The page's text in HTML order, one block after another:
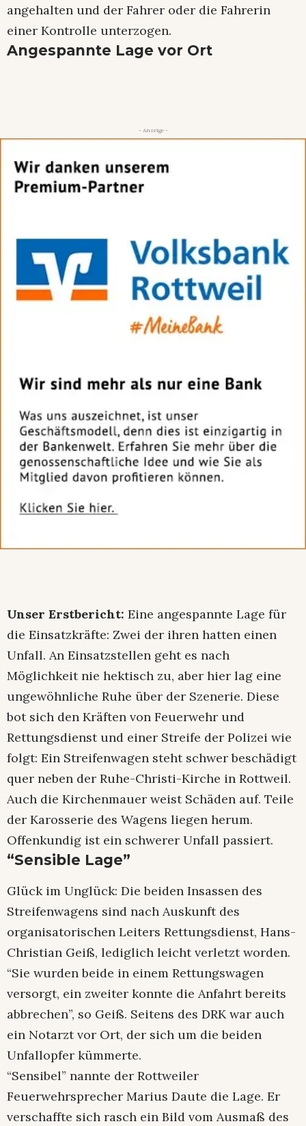
angehalten und der Fahrer oder die Fahrerin
einer Kontrolle unterzogen.
Angespannte Lage vor Ort
- Anzeige -
Unser Erstbericht: Eine angespannte Lage für
die Einsatzkräfte: Zwei der ihren hatten einen
Unfall. An Einsatzstellen geht es nach
Möglichkeit nie hektisch zu, aber hier lag eine
ungewöhnliche Ruhe über der Szenerie. Diese
bot sich den Kräften von Feuerwehr und
Rettungsdienst und einer Streife der Polizei wie
folgt: Ein Streifenwagen steht schwer beschädigt
quer neben der Ruhe-Christi-Kirche in Rottweil.
Auch die Kirchenmauer weist Schäden auf. Teile
der Karosserie des Wagens liegen herum.
Offenkundig ist ein schwerer Unfall passiert.
“Sensible Lage”
Glück im Unglück: Die beiden Insassen des
Streifenwagens sind nach Auskunft des
organisatorischen Leiters Rettungsdienst, Hans-
Christian Geiß, lediglich leicht verletzt worden.
“Sie wurden beide in einem Rettungswagen
versorgt, ein zweiter konnte die Anfahrt bereits
abbrechen”, so Geiß. Seitens des DRK war auch
ein Notarzt vor Ort, der sich um die beiden
Unfallopfer kümmerte.
“Sensibel” nannte der Rottweiler
Feuerwehrsprecher Marius Daute die Lage. Er
verschaffte sich rasch ein Bild vom Ausmaß des